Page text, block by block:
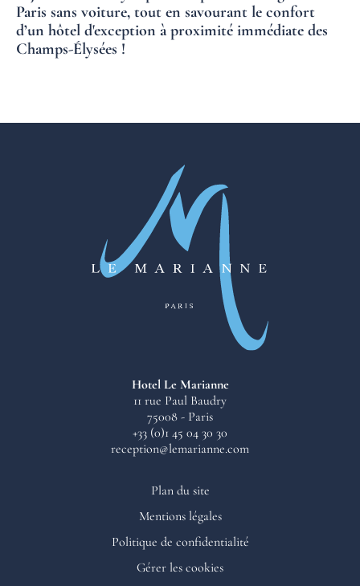
Paris sans voiture, tout en savourant le confort
d’un hôtel d'exception à proximité immédiate des
Champs-Élysées !
Hotel Le Marianne
11 rue Paul Baudry
75008 - Paris
+33 (0)1 45 04 30 30
reception@lemarianne.com
Plan du site
Mentions légales
Politique de confidentialité
Gérer les cookies